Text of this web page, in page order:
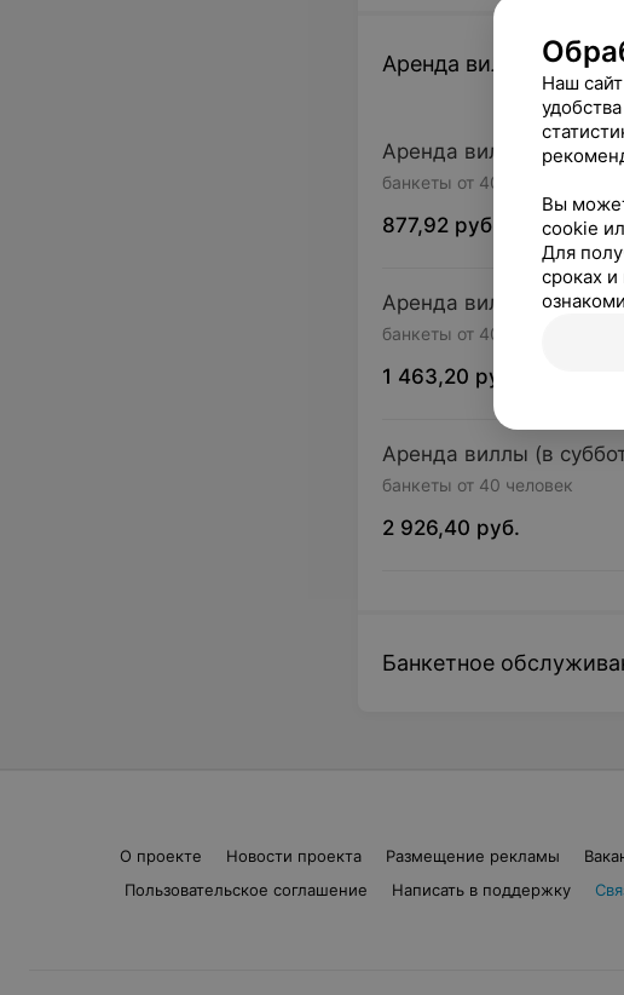
Аренда виллы
Аренда виллы (в
банкеты от 40 человек
877,92 руб.
Аренда виллы (в
банкеты от 40 человек
1 463,20 руб.
Аренда виллы (в
банкеты от 40 человек
2 926,40 руб.
Банкетное
О проекте Новости проекта Размещение рекламы
Пользовательское соглашение
Написать в поддержку
Наш
Вы
cookie
Для
сроках